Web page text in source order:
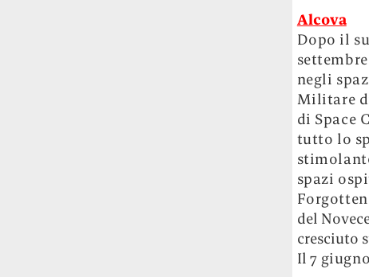
Alcova
Dopo il
negli
Militare
di Space
tutto lo
spazi
del
cresciuto
Il 7